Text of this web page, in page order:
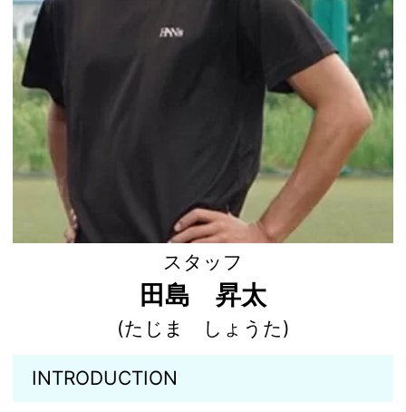
スタッフ
田島 昇太
(たじま しょうた)
INTRODUCTION